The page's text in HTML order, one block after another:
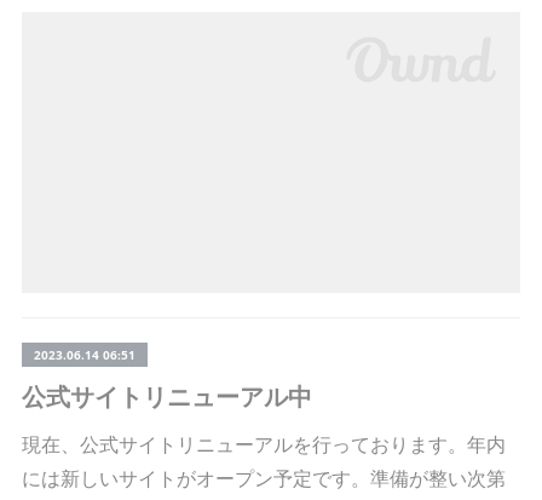
2023.06.14 06:51
公式サイトリニューアル中
現在、公式サイトリニューアルを行っております。年内
には新しいサイトがオープン予定です。準備が整い次第